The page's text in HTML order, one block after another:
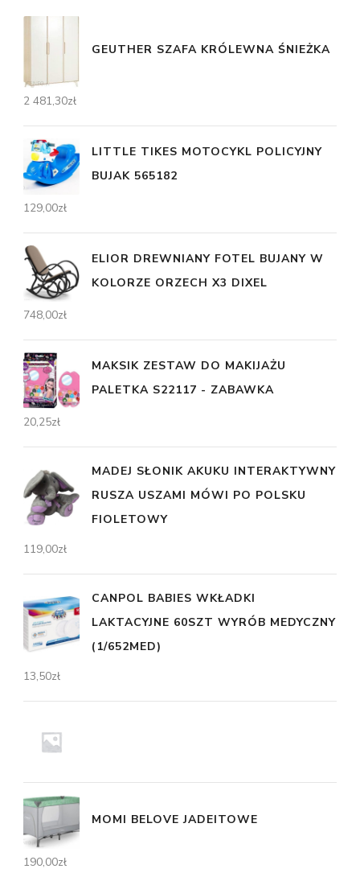
GEUTHER SZAFA KRÓLEWNA ŚNIEŻKA
2 481,30zł
LITTLE TIKES MOTOCYKL POLICYJNY
BUJAK 565182
129,00zł
ELIOR DREWNIANY FOTEL BUJANY W
KOLORZE ORZECH X3 DIXEL
748,00zł
MAKSIK ZESTAW DO MAKIJAŻU
PALETKA S22117 - ZABAWKA
20,25zł
MADEJ SŁONIK AKUKU INTERAKTYWNY
RUSZA USZAMI MÓWI PO POLSKU
FIOLETOWY
119,00zł
CANPOL BABIES WKŁADKI
LAKTACYJNE 60SZT WYRÓB MEDYCZNY
(1/652MED)
13,50zł
MOMI BELOVE JADEITOWE
190,00zł